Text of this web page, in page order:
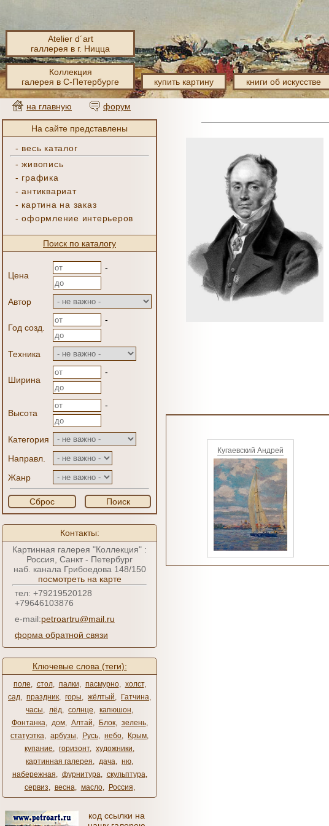
Atelier d´art
галлерея в г. Ницца
Коллекция
галерея в С-Петербурге
купить картину книги об искусстве
на главную форум
На сайте представлены
- весь каталог
-живопись
- графика
-антиквариат
- картина на заказ
-оформление интерьеров
Поиск по каталогу
Цена
-
Автор
Год созд.
-
Техника
Ширина
-
Высота
-
Категория
Направл.
Жанр
Сброс Поиск
Контакты:
Картинная галерея "Коллекция" :
Россия, Санкт - Петербург
наб. канала Грибоедова 148/150
посмотреть на карте
тел: +79219520128
+79646103876
e-mail:petroartru@mail.ru
форма обратной связи
Ключевые слова (теги):
поле, стол, палки, пасмурно, холст,
сад, праздник, горы, жёлтый, Гатчина,
часы, лёд, солнце, капюшон,
Фонтанка, дом, Алтай, Блок, зелень,
статуэтка, арбузы, Русь, небо, Крым,
купание, горизонт, художники,
картинная галерея, дача, ню,
набережная, фурнитура, скульптура,
сервиз, весна, масло, Россия,
код ссылки на
Кугаевский Андрей